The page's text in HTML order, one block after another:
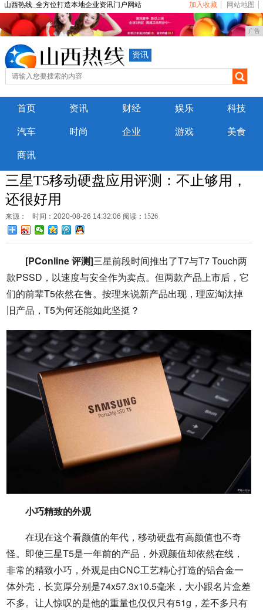
山西热线_全方位打造本地企业资讯门户网站 加入收藏 网站地图
广告
资讯
首页 资讯 财经 娱乐 科技
汽车 时尚 企业 游戏 美食
商讯
三星T5移动硬盘应用评测：不止够用，
还很好用
来源： 时间：2020-08-26 14:32:06 阅读：1526
[PConline 评测]三星前段时间推出了T7与T7 Touch两
款PSSD，以速度与安全作为卖点。但两款产品上市后，它
们的前辈T5依然在售。按理来说新产品出现，理应淘汰掉
旧产品，T5为何还能如此坚挺？
小巧精致的外观
在现在这个看颜值的年代，移动硬盘有高颜值也不奇
怪。即使三星T5是一年前的产品，外观颜值却依然在线，
非常的精致小巧，外观是由CNC工艺精心打造的铝合金一
体外壳，长宽厚分别是74x57.3x10.5毫米，大小跟名片盒差
不多。让人惊叹的是他的重量也仅仅只有51g，差不多只有